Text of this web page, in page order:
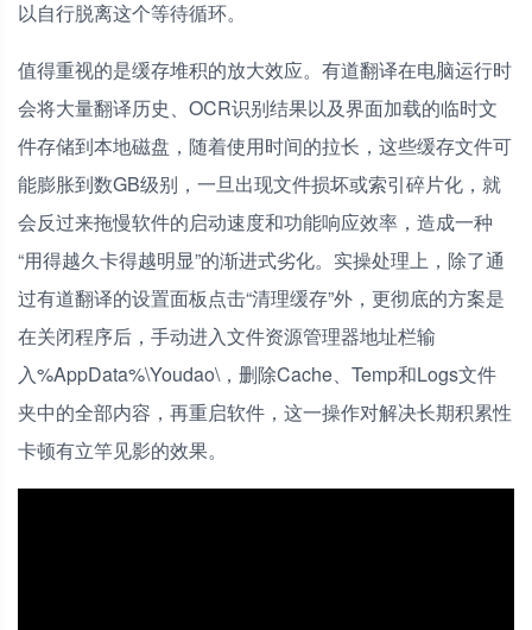
以自行脱离这个等待循环。
值得重视的是缓存堆积的放大效应。有道翻译在电脑运行时
会将大量翻译历史、OCR识别结果以及界面加载的临时文
件存储到本地磁盘，随着使用时间的拉长，这些缓存文件可
能膨胀到数GB级别，一旦出现文件损坏或索引碎片化，就
会反过来拖慢软件的启动速度和功能响应效率，造成一种
“用得越久卡得越明显”的渐进式劣化。实操处理上，除了通
过有道翻译的设置面板点击“清理缓存”外，更彻底的方案是
在关闭程序后，手动进入文件资源管理器地址栏输
入%AppData%\Youdao\，删除Cache、Temp和Logs文件
夹中的全部内容，再重启软件，这一操作对解决长期积累性
卡顿有立竿见影的效果。